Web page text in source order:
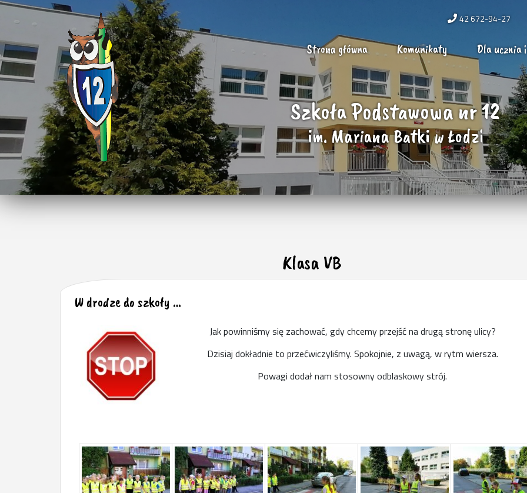
42 672-94-27
Strona główna Komunikaty Dla ucznia
Szkoła Podstawowa nr 12
im. Mariana Batki w Łodzi
Klasa VB
W drodze do szkoły …
Jak powinniśmy się zachować, gdy chcemy przejść na drugą stronę ulicy?
Dzisiaj dokładnie to przećwiczyliśmy. Spokojnie, z uwagą, w rytm wiersza.
Powagi dodał nam stosowny odblaskowy strój.